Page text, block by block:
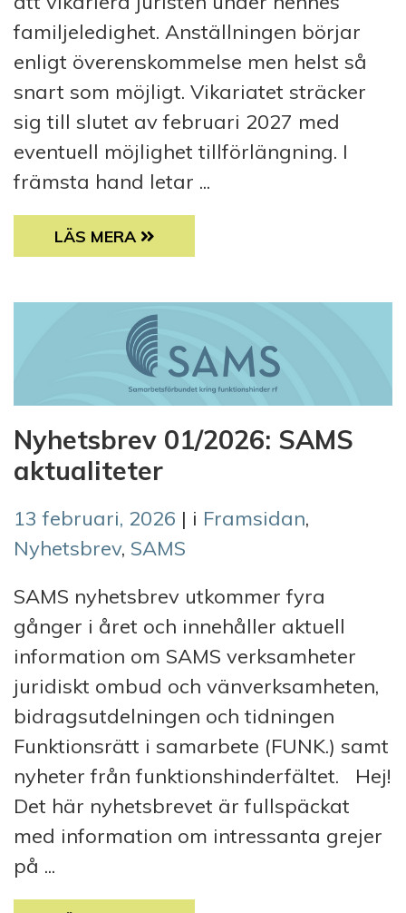
familjeledighet. Anställningen börjar
enligt överenskommelse men helst så
snart som möjligt. Vikariatet sträcker
sig till slutet av februari 2027 med
eventuell möjlighet tillförlängning. I
främsta hand letar ...
LEDIGT JOBB PÅ SAMS: JURIDISKT OMBUD
LÄS MERA
Nyhetsbrev 01/2026: SAMS
aktualiteter
13 februari, 2026 | i Framsidan,
Nyhetsbrev, SAMS
SAMS nyhetsbrev utkommer fyra
gånger i året och innehåller aktuell
information om SAMS verksamheter
juridiskt ombud och vänverksamheten,
bidragsutdelningen och tidningen
Funktionsrätt i samarbete (FUNK.) samt
nyheter från funktionshinderfältet. Hej!
Det här nyhetsbrevet är fullspäckat
med information om intressanta grejer
på ...